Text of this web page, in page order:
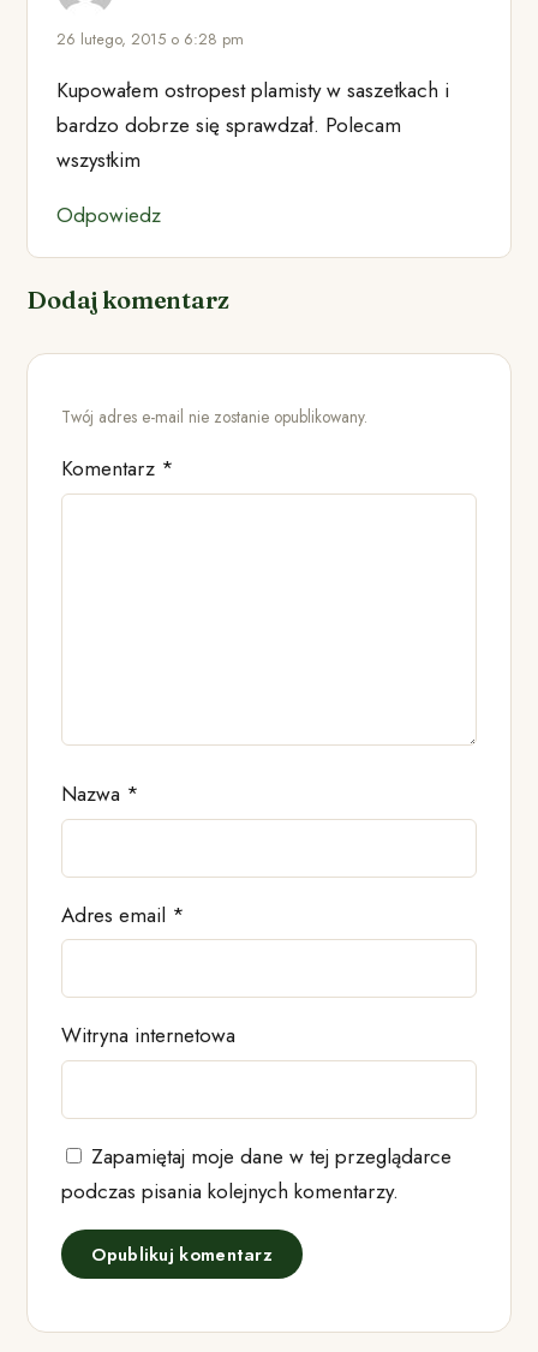
26 lutego, 2015 o 6:28 pm
Kupowałem ostropest plamisty w saszetkach i
bardzo dobrze się sprawdzał. Polecam
wszystkim
Odpowiedz
Dodaj komentarz
Twój adres e-mail nie zostanie opublikowany.
Komentarz *
Nazwa *
Adres email *
Witryna internetowa
Zapamiętaj moje dane w tej przeglądarce
podczas pisania kolejnych komentarzy.